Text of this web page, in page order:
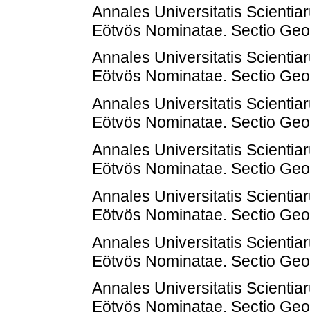
Annales Universitatis
Eötvös Nominatae. Sectio
Annales Universitatis
Eötvös Nominatae. Sectio
Annales Universitatis
Eötvös Nominatae. Sectio
Annales Universitatis
Eötvös Nominatae. Sectio
Annales Universitatis
Eötvös Nominatae. Sectio
Annales Universitatis
Eötvös Nominatae. Sectio
Annales Universitatis
Eötvös Nominatae. Sectio